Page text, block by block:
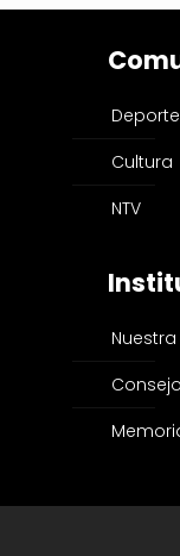
Cultura
NTV